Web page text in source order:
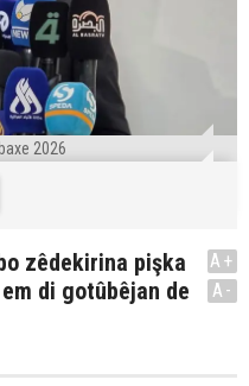
2026
zêdekirina pişka
di gotûbêjan de
A+
A-